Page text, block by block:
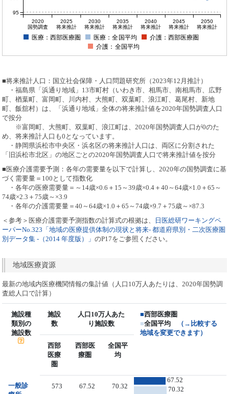
2020
国勢調査
2025
将来推計
2030
将来推計
2035
将来推計
2040
将来推計
2045
将来推計
2050
将来推計
95
医療：西部医療圏 医療：全国平均
介護：西部医療圏
介護：全国平均
■将来推計人口：国立社会保障・人口問題研究所（2023年12月推計）
・福島県「浜通り地域」13市町村（いわき市、相馬市、南相馬市、広野
町、楢葉町、富岡町、川内村、大熊町、双葉町、浪江町、葛尾村、新地
町、飯舘村）は、「浜通り地域」全体の将来推計値を2020年国勢調査人口
で按分
※富岡町、大熊町、双葉町、浪江町は、2020年国勢調査人口が0のた
め、将来推計人口も0となっています。
・静岡県浜松市中央区・浜名区の将来推計人口は、両区に分割された
「旧浜松市北区」の地区ごとの2020年国勢調査人口で将来推計値を按分
■医療介護需要予測：各年の需要量を以下で計算し、2020年の国勢調査に基
づく需要量＝100として指数化
・各年の医療需要量＝～14歳×0.6＋15～39歳×0.4＋40～64歳×1.0＋65～
74歳×2.3＋75歳～×3.9
・各年の介護需要量＝40～64歳×1.0＋65～74歳×9.7＋75歳～×87.3
＜参考＞医療介護需要予測指数の計算式の根拠は、
日医総研ワーキングペ
ーパーNo.323「地域の医療提供体制の現状と将来- 都道府県別・二次医療圏
別データ集 -（2014 年度版）」のP17をご参照ください。
地域医療資源
最新の地域内医療機関情報の集計値（人口10万人あたりは、2020年国勢調
査総人口で計算）
施設種
類別の
施設数
施設
数
人口10万人あた
り施設数
■西部医療圏
■全国平均
（→比較する
地域を変更できます）
西部
医療
圏
西部医
療圏
全国平
均
一般診
573 67.52 70.32
67.52
70.32